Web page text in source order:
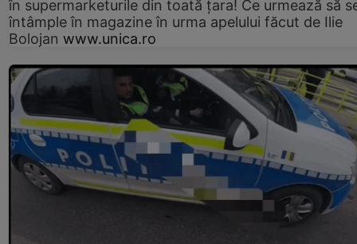
în supermarketurile din toată țara! Ce urmează să
întâmple în magazine în urma apelului făcut de Ilie
Bolojan www.unica.ro